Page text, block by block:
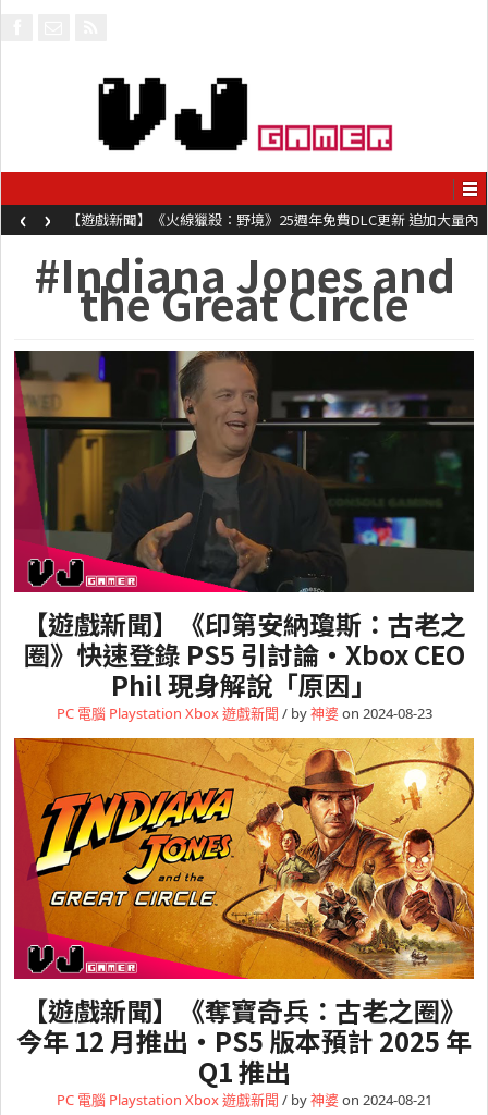
【遊戲新聞】《火線獵殺：野境》25週年免費DLC更新 追加大量內
容同時系舊作限時超平價折扣
‹ ›
#Indiana Jones and
the Great Circle
【遊戲新聞】《印第安納瓊斯：古老之
圈》快速登錄 PS5 引討論・Xbox CEO
Phil 現身解說「原因」
PC 電腦 Playstation Xbox遊戲新聞 / by神婆on 2024-08-23
【遊戲新聞】《奪寶奇兵：古老之圈》
今年 12 月推出・PS5 版本預計 2025 年
Q1 推出
PC 電腦 Playstation Xbox遊戲新聞 / by神婆on 2024-08-21